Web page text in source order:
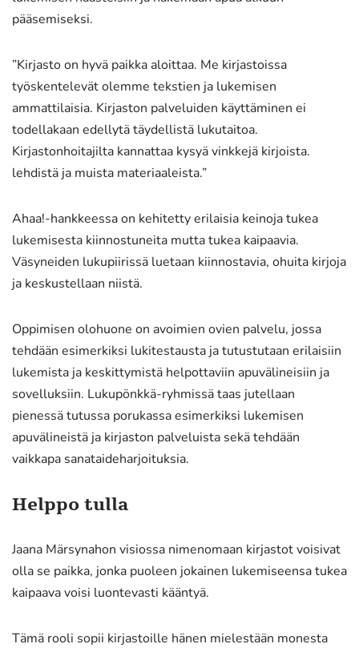
pääsemiseksi.
”Kirjasto on hyvä paikka aloittaa. Me kirjastoissa
työskentelevät olemme tekstien ja lukemisen
ammattilaisia. Kirjaston palveluiden käyttäminen ei
todellakaan edellytä täydellistä lukutaitoa.
Kirjastonhoitajilta kannattaa kysyä vinkkejä kirjoista.
lehdistä ja muista materiaaleista.”
Ahaa!-hankkeessa on kehitetty erilaisia keinoja tukea
lukemisesta kiinnostuneita mutta tukea kaipaavia.
Väsyneiden lukupiirissä luetaan kiinnostavia, ohuita kirjoja
ja keskustellaan niistä.
Oppimisen olohuone on avoimien ovien palvelu, jossa
tehdään esimerkiksi lukitestausta ja tutustutaan erilaisiin
lukemista ja keskittymistä helpottaviin apuvälineisiin ja
sovelluksiin. Lukupönkkä-ryhmissä taas jutellaan
pienessä tutussa porukassa esimerkiksi lukemisen
apuvälineistä ja kirjaston palveluista sekä tehdään
vaikkapa sanataideharjoituksia.
Helppo tulla
Jaana Märsynahon visiossa nimenomaan kirjastot voisivat
olla se paikka, jonka puoleen jokainen lukemiseensa tukea
kaipaava voisi luontevasti kääntyä.
Tämä rooli sopii kirjastoille hänen mielestään monesta